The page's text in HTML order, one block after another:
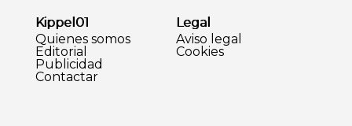
Kippel01
Quienes somos
Editorial
Publicidad
Contactar
Legal
Aviso legal
Cookies